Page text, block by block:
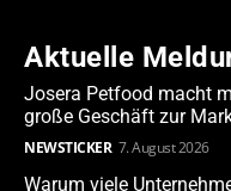
Aktuelle
Josera Petfood macht
große Geschäft zur
NEWSTICKER 7. August 2026
Warum viele